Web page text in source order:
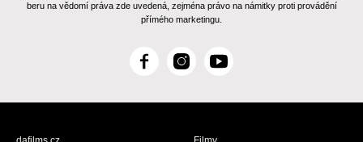
beru na vědomí práva zde uvedená, zejména právo na námitky proti provádění
přímého marketingu.
F
c
I
s
Y
u